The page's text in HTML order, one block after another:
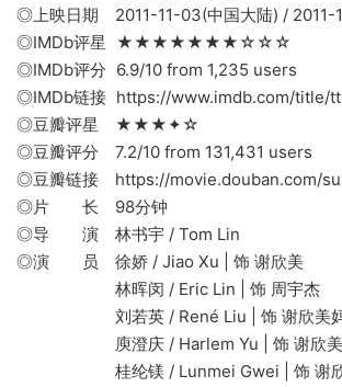
◎上映日期 2011-11-03(中国大陆) / 2011-
◎IMDb评星 ★★★★★★★☆☆☆
◎IMDb评分 6.9/10 from 1,235 users
◎IMDb链接 https://www.imdb.com/title/
◎豆瓣评星 ★★★✦☆
◎豆瓣评分 7.2/10 from 131,431 users
◎豆瓣链接 https://movie.douban.com/
◎片 长 98分钟
◎导 演 林书宇 / Tom Lin
◎演 员 徐娇 / Jiao Xu | 饰 谢欣美
林晖闵 / Eric Lin | 饰 周宇杰
刘若英 / René Liu | 饰 谢欣美
庾澄庆 / Harlem Yu | 饰 谢欣美
桂纶镁 / Lunmei Gwei | 饰 谢欣